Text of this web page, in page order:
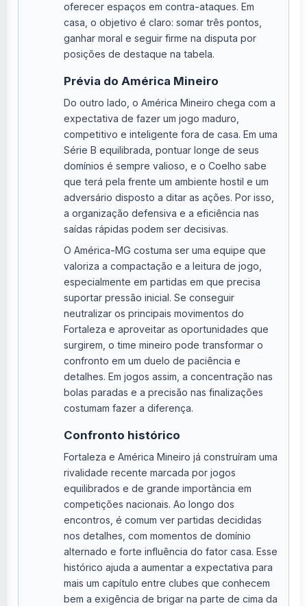
oferecer espaços em contra-ataques. Em
casa, o objetivo é claro: somar três pontos,
ganhar moral e seguir firme na disputa por
posições de destaque na tabela.
Prévia do América Mineiro
Do outro lado, o América Mineiro chega com a
expectativa de fazer um jogo maduro,
competitivo e inteligente fora de casa. Em uma
Série B equilibrada, pontuar longe de seus
domínios é sempre valioso, e o Coelho sabe
que terá pela frente um ambiente hostil e um
adversário disposto a ditar as ações. Por isso,
a organização defensiva e a eficiência nas
saídas rápidas podem ser decisivas.
O América-MG costuma ser uma equipe que
valoriza a compactação e a leitura de jogo,
especialmente em partidas em que precisa
suportar pressão inicial. Se conseguir
neutralizar os principais movimentos do
Fortaleza e aproveitar as oportunidades que
surgirem, o time mineiro pode transformar o
confronto em um duelo de paciência e
detalhes. Em jogos assim, a concentração nas
bolas paradas e a precisão nas finalizações
costumam fazer a diferença.
Confronto histórico
Fortaleza e América Mineiro já construíram uma
rivalidade recente marcada por jogos
equilibrados e de grande importância em
competições nacionais. Ao longo dos
encontros, é comum ver partidas decididas
nos detalhes, com momentos de domínio
alternado e forte influência do fator casa. Esse
histórico ajuda a aumentar a expectativa para
mais um capítulo entre clubes que conhecem
bem a exigência de brigar na parte de cima da